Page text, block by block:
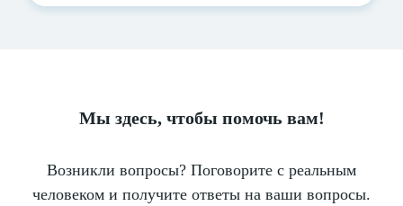
Мы здесь, чтобы помочь вам!
Возникли вопросы? Поговорите с реальным
человеком и получите ответы на ваши вопросы.